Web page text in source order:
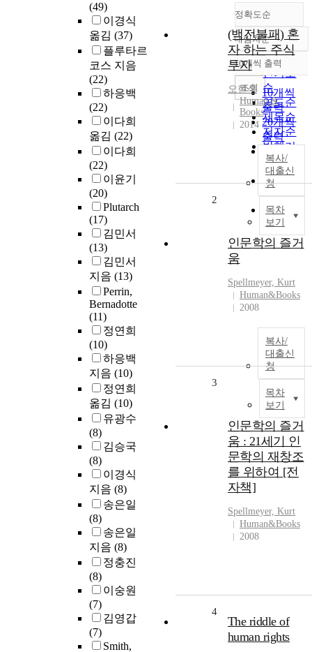
(49)
이경식
옮김 (37)
플루타르
코스 지음
(22)
하응백
(22)
이다희
옮김 (22)
이다희
(22)
이윤기
(20)
Plutarch
(17)
김민서
(13)
김민서
지음 (13)
Perrin,
Bernadotte
(11)
정연희
(10)
하응백
지음 (10)
정연희
옮김 (10)
유광수
(8)
김승국
(8)
이경식
지음 (8)
송은일
(8)
송은일
지음 (8)
정충진
(8)
이숭원
(7)
김영갑
(7)
Smith,
정확도순
정확도
순
인기도
순
연도순
제목순
저자순
발행기
관순
내림차순
내림차순
10개씩 출력
10개씩
출력
20개씩
출력
30개씩
출력
50개씩
출력
100개씩
출력
조회
(백전불패) 혼
자 하는 주식
투자
오현석
Human &
Books
2014
복사/
대출신
청
목차
보기
2
인문학의 즐거
움
Spellmeyer, Kurt
Human&Books
2008
복사/
대출신
청
목차
보기
3
인문학의 즐거
움 : 21세기 인
문학의 재창조
를 위하여 [전
자책]
Spellmeyer, Kurt
Human&Books
2008
4
The riddle of
human rights